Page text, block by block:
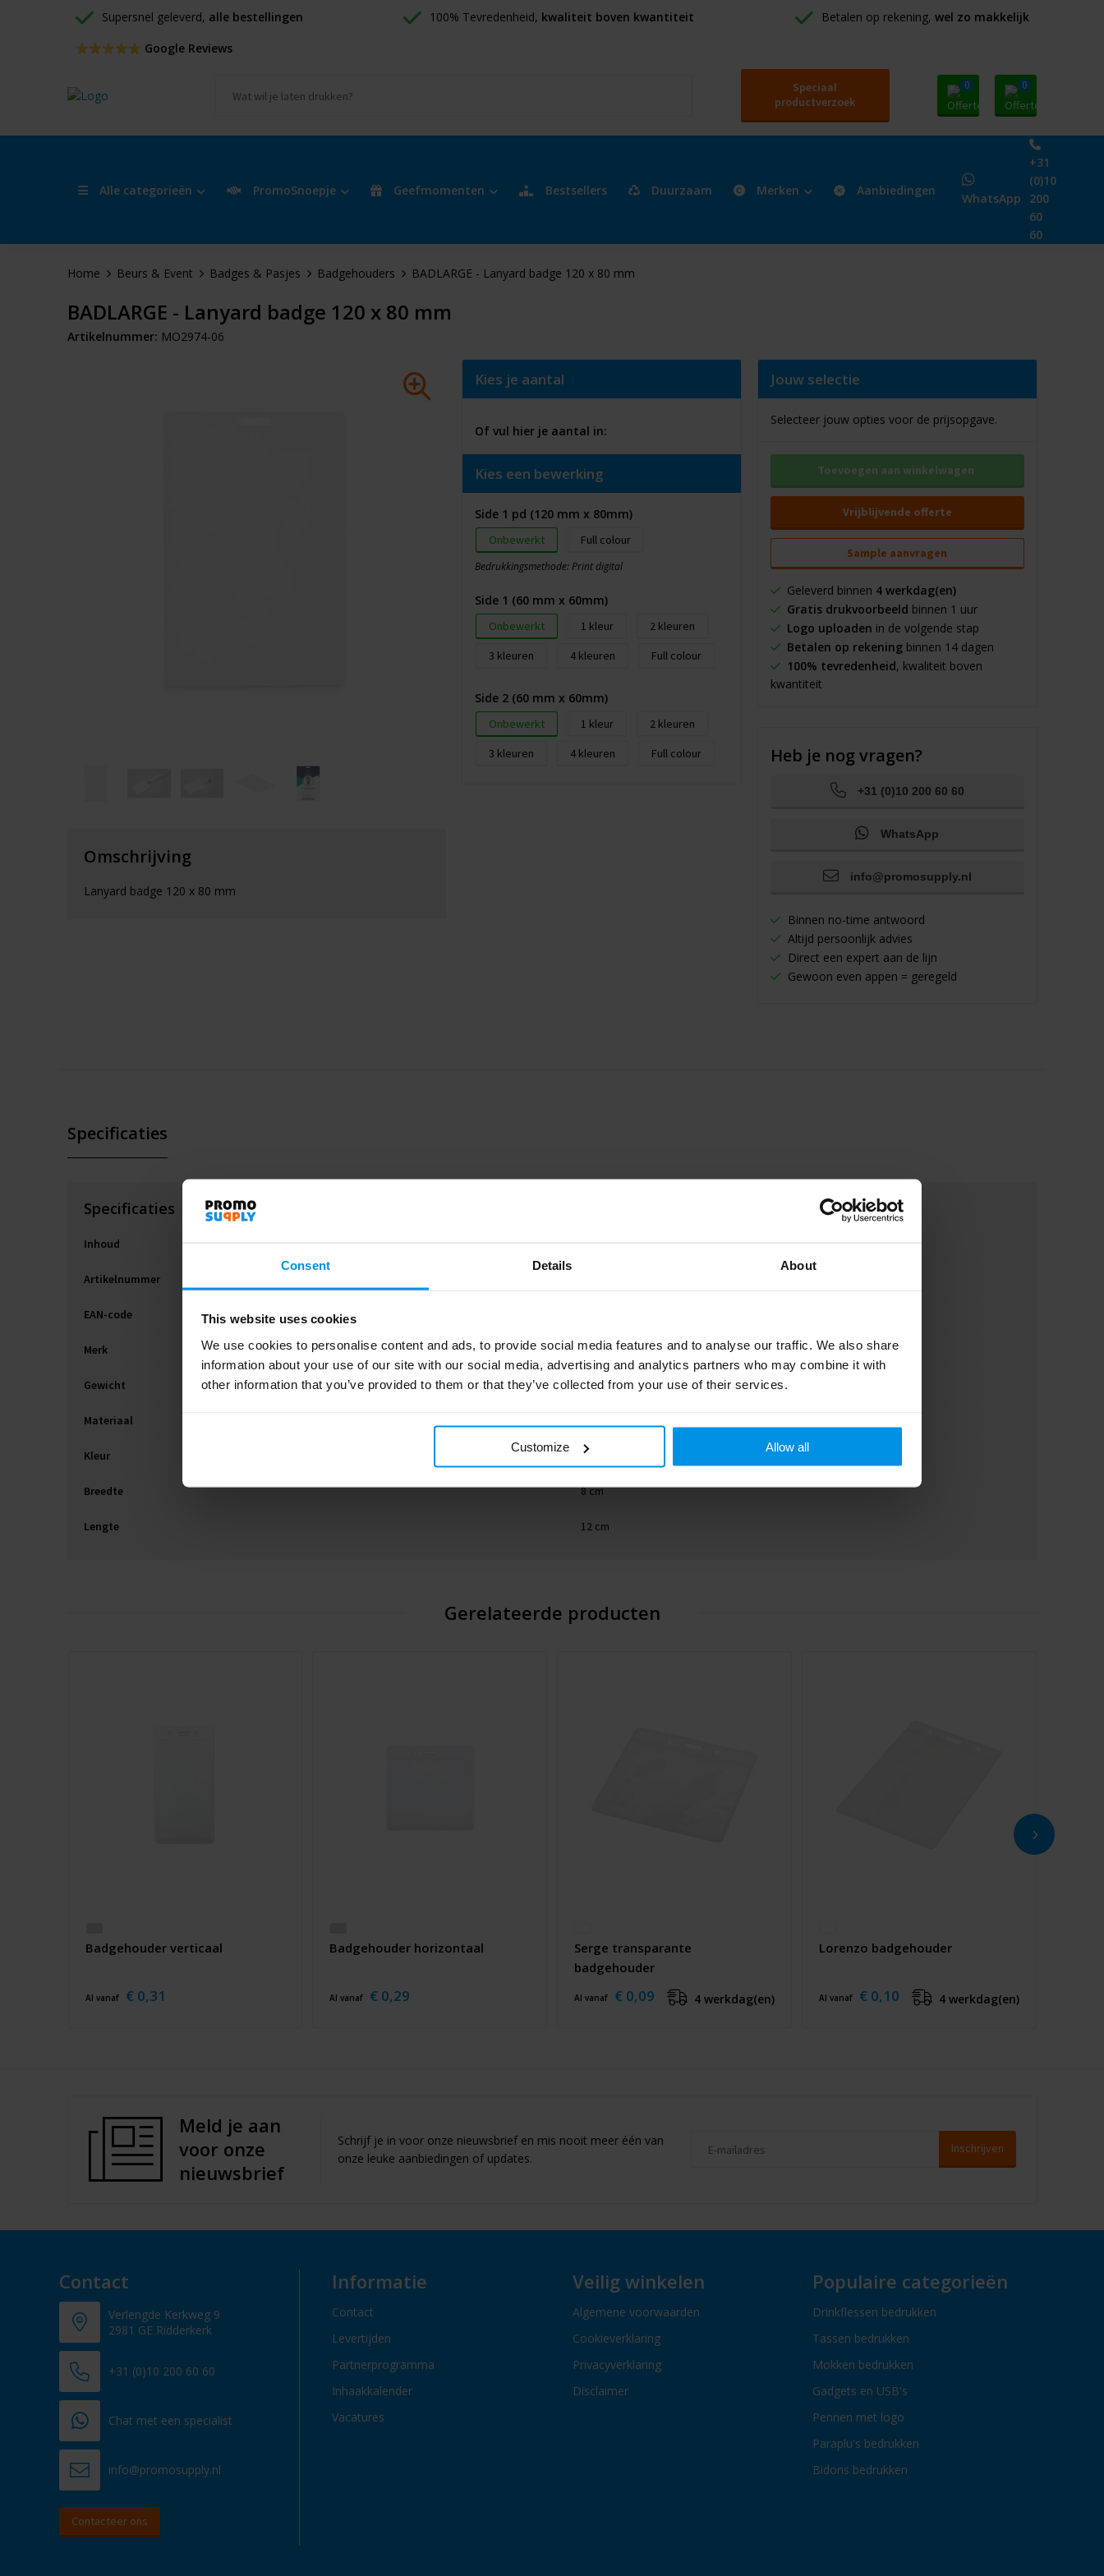
Consent Details About
This website uses cookies
We use cookies to personalise content and ads, to provide social media features and to analyse our traffic. We also share
information about your use of our site with our social media, advertising and analytics partners who may combine it with
other information that you’ve provided to them or that they’ve collected from your use of their services.
Customize Allow all
Supersnel geleverd, alle bestellingen 100% Tevredenheid, kwaliteit boven kwantiteit Betalen op rekening, wel zo makkelijk
Google Reviews
Speciaal
productverzoek
0 0
Alle categorieën PromoSnoepje Geefmomenten Bestsellers Duurzaam Merken Aanbiedingen
WhatsApp
+31
(0)10
200
60
60
Home Beurs & Event Badges & Pasjes Badgehouders BADLARGE - Lanyard badge 120 x 80 mm
BADLARGE - Lanyard badge 120 x 80 mm
Artikelnummer: MO2974-06
Omschrijving
Lanyard badge 120 x 80 mm
Kies je aantal
Of vul hier je aantal in:
Kies een bewerking
Side 1 pd (120 mm x 80mm)
Onbewerkt Full colour
Bedrukkingsmethode: Print digital
Side 1 (60 mm x 60mm)
Onbewerkt 1
2
3
4 Full colour
Side 2 (60 mm x 60mm)
Onbewerkt 1
2
3
4 Full colour
Jouw selectie
Selecteer jouw opties voor de prijsopgave.
Toevoegen aan winkelwagen
Vrijblijvende offerte
Sample aanvragen
Geleverd binnen 4 werkdag(en)
Gratis drukvoorbeeld binnen 1 uur
Logo uploaden in de volgende stap
Betalen op rekeningbinnen 14 dagen
100% tevredenheid, kwaliteit boven
kwantiteit
Heb je nog vragen?
+31 (0)10 200 60 60
WhatsApp
info@promosupply.nl
Binnen no-time antwoord
Altijd persoonlijk advies
Direct een expert aan de lijn
Gewoon even appen = geregeld
Specificaties
Specificaties
Inhoud
Artikelnummer
EAN-code
Merk midocean
Gewicht 13 g
Materiaal
Kleur Wit
Breedte 8 cm
Lengte 12 cm
Gerelateerde producten
Badgehouder verticaal
Al vanaf € 0,31
Badgehouder horizontaal
Al vanaf € 0,29
Serge transparante
badgehouder
Al vanaf € 0,09 4 werkdag(en)
Lorenzo badgehouder
Al vanaf € 0,10 4 werkdag(en)
Meld je aan
voor onze
nieuwsbrief
Schrijf je in voor onze nieuwsbrief en mis nooit meer één van
onze leuke aanbiedingen of updates.
Contact
Verlengde Kerkweg 9
2981 GE Ridderkerk
+31 (0)10 200 60 60
Chat met een specialist
info@promosupply.nl
Contacteer ons
Informatie
Contact
Levertijden
Partnerprogramma
Inhaakkalender
Vacatures
Veilig winkelen
Algemene voorwaarden
Cookieverklaring
Privacyverklaring
Disclaimer
Populaire categorieën
Drinkflessen bedrukken
Tassen bedrukken
Mokken bedrukken
Gadgets en USB's
Pennen met logo
Paraplu's bedrukken
Bidons bedrukken